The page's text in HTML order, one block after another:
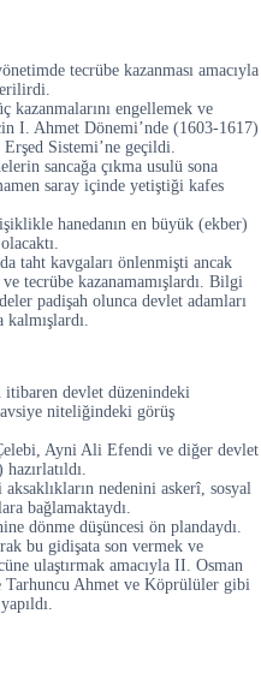
tecrübe kazanması amacıyla
kazanmalarını engellemek ve
I. Ahmet Dönemi’nde (1603-1617)
Sistemi’ne geçildi.
sancağa çıkma usulü sona
saray içinde yetiştiği kafes
hanedanın en büyük (ekber)
taht kavgaları önlenmişti ancak
tecrübe kazanamamışlardı. Bilgi
padişah olunca devlet adamları
kalmışlardı.
devlet düzenindeki
niteliğindeki görüş
Ayni Ali Efendi ve diğer devlet
nedenini askerî, sosyal
bağlamaktaydı.
dönme düşüncesi ön plandaydı.
bu gidişata son vermek ve
ulaştırmak amacıyla II. Osman
Ahmet ve Köprülüler gibi